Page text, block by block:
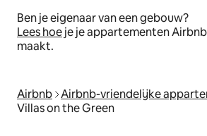
Ben je eigenaar van een gebouw?
Lees hoeje je appartementen
maakt.
Airbnb Airbnb-vriendelijke
Villas on the Green